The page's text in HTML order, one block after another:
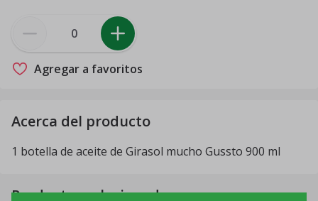
Agregar a favoritos
Acerca del producto
1 botella de aceite de Girasol mucho Gussto 900 ml
Productos relacionados